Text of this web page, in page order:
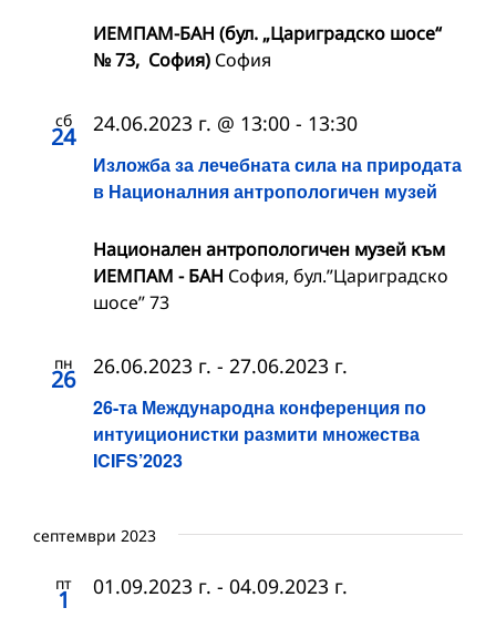
ИЕМПАМ-БАН (бул. „Цариградско шосе“
№ 73, София) София
сб
24
Изложба за лечебната сила на природата
в Националния антропологичен музей
24.06.2023 г. @ 13:00 - 13:30
Национален антропологичен музей към
ИЕМПАМ - БАН София, бул.”Цариградско
шосе” 73
пн
26
26-та Международна конференция по
интуиционистки размити множества
ICIFS’2023
26.06.2023 г. - 27.06.2023 г.
септември 2023
пт
1 01.09.2023 г. - 04.09.2023 г.